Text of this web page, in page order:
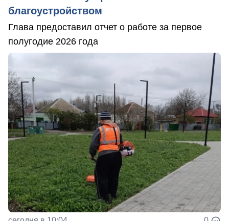
благоустройством
Глава предоставил отчет о работе за первое
полугодие 2026 года